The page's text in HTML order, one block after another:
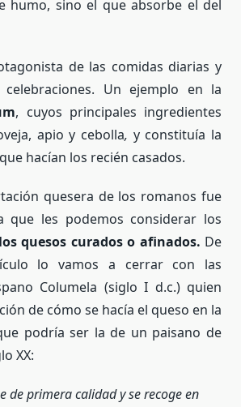
humo, sino el que absorbe el del
de las comidas diarias y
Un ejemplo en la
, cuyos principales ingredientes
apio y cebolla, y constituía la
hacían los recién casados.
quesera de los romanos fue
que les podemos considerar los
quesos curados o afinados. De
lo vamos a cerrar con las
Columela (siglo I d.c.) quien
de cómo se hacía el queso en la
podría ser la de un paisano de
XX:
de primera calidad y se recoge en